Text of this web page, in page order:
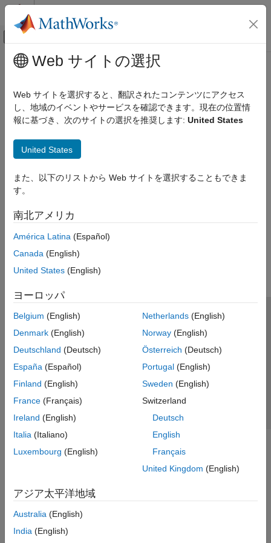
コンテンツへスキップ
オフキャンバス ナビゲーション メ
ドキュメンテーションのホーム
自動車
メインコンテンツ
この情報は役に立ちましたか？
Web サイトの選択
Web サイトを選択すると、翻訳されたコンテンツにアクセス
し、地域のイベントやサービスを確認できます。現在の位置情
報に基づき、次のサイトの選択を推奨します: United States
United States
また、以下のリストから Web サイトを選択することもできま
す。
南北アメリカ
América Latina (Español)
Canada (English)
United States (English)
ヨーロッパ
Belgium (English)
Denmark (English)
Deutschland (Deutsch)
España (Español)
Finland (English)
France (Français)
Ireland (English)
Italia (Italiano)
Luxembourg (English)
Netherlands(English)
Norway(English)
Österreich (Deutsch)
Portugal(English)
Sweden (English)
Switzerland
Deutsch
English
Français
United Kingdom (English)
アジア太平洋地域
Australia (English)
India (English)
トラストセンター
プライバシー ポリシー
違法コピー防止
アプリケーション ステータス
© 1994-2026 The MathWorks, Inc.